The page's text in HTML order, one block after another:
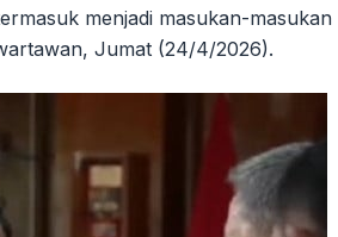
menjadi masukan-masukan
Jumat (24/4/2026).